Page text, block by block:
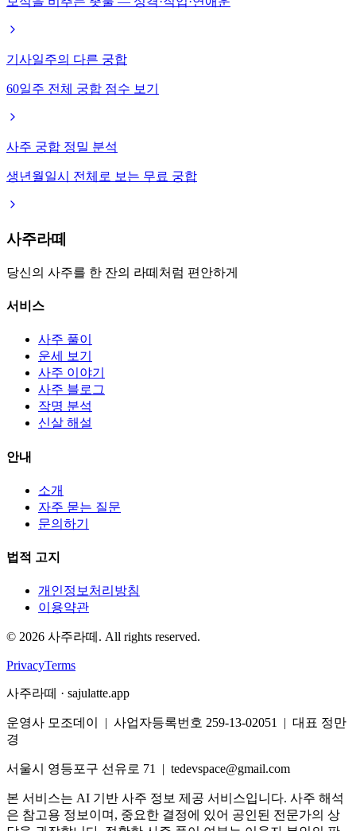
기사일주의 다른 궁합
60일주 전체 궁합 점수 보기
사주 궁합 정밀 분석
생년월일시 전체로 보는 무료 궁합
사주라떼
당신의 사주를 한 잔의 라떼처럼 편안하게
서비스
사주 풀이
운세 보기
사주 이야기
사주 블로그
작명 분석
신살 해설
안내
소개
자주 묻는 질문
문의하기
법적 고지
개인정보처리방침
이용약관
© 2026 사주라떼. All rights reserved.
PrivacyTerms
사주라떼 · sajulatte.app
운영사 모조데이 | 사업자등록번호 259-13-02051 | 대표 정만
경
서울시 영등포구 선유로 71 | tedevspace@gmail.com
본 서비스는 AI 기반 사주 정보 제공 서비스입니다. 사주 해석
은 참고용 정보이며, 중요한 결정에 있어 공인된 전문가의 상